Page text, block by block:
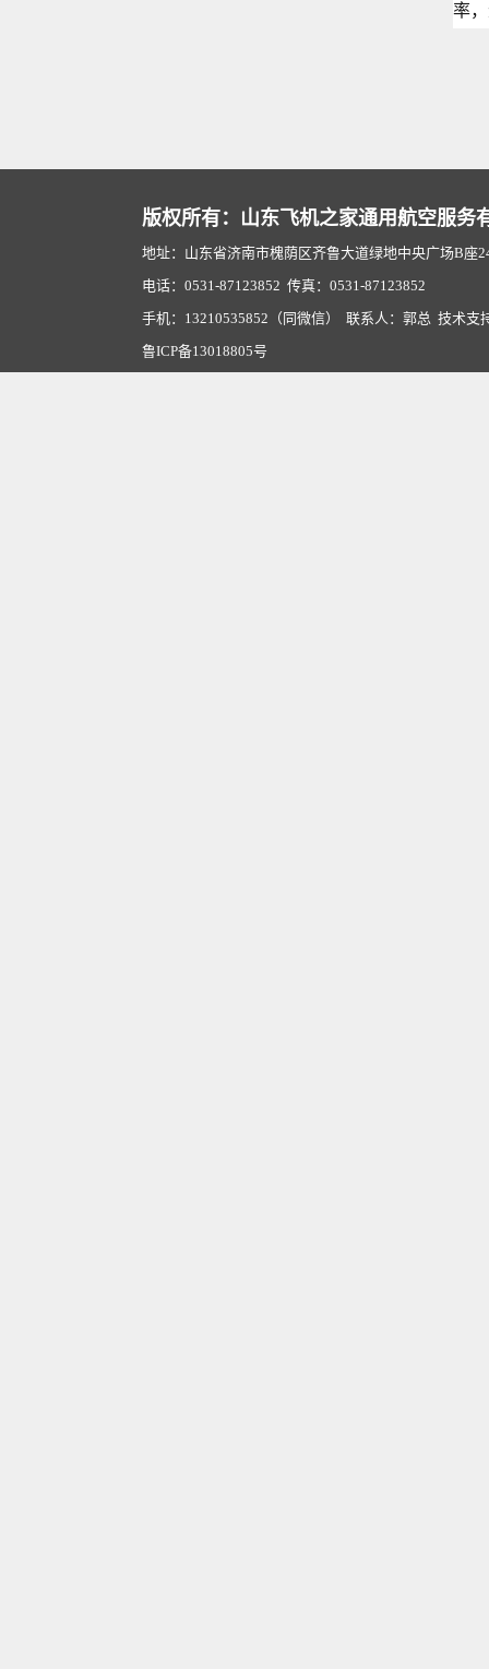
率
版权所有：山东飞机之家通用航空服务
地址：山东省济南市槐荫区齐鲁大道绿地中央广场B座
电话：0531-87123852 传真：0531-87123852
手机：13210535852（同微信） 联系人：郭总 技术支
鲁ICP备13018805号